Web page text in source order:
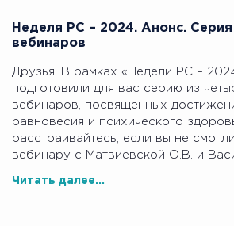
Неделя РС – 2024. Анонс.
вебинаров
Друзья! В рамках «Недели РС –
подготовили для вас серию из
вебинаров, посвященных
равновесия и психического
расстраивайтесь, если вы не
вебинару с Матвиевской О.В. и
Читать далее...